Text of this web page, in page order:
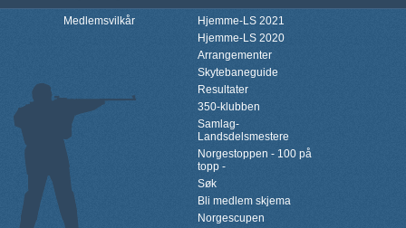
Medlemsvilkår
Hjemme-LS 2021
Hjemme-LS 2020
Arrangementer
Skytebaneguide
Resultater
350-klubben
Samlag-
Landsdelsmestere
Norgestoppen - 100 på
topp -
Søk
Bli medlem skjema
Norgescupen